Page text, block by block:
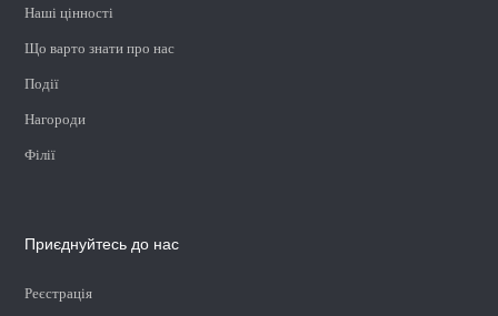
Наші цінності
Що варто знати про нас
Події
Нагороди
Філії
Приєднуйтесь до нас
Реєстрація